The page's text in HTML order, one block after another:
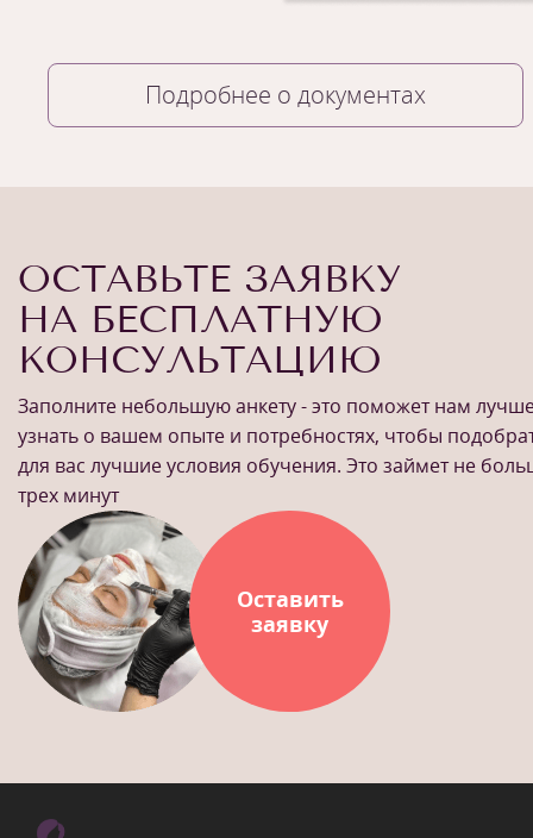
Подробнее о документах
ОСТАВЬТЕ ЗАЯВКУ
НА БЕСПЛАТНУЮ
КОНСУЛЬТАЦИЮ
Заполните небольшую анкету - это поможет нам
узнать о вашем опыте и потребностях, чтобы
для вас лучшие условия обучения. Это займет не
трех минут
Оставить
заявку